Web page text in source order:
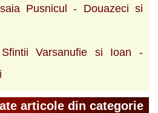
Pusnicul - Douazeci si
Varsanufie si Ioan -
articole din categorie